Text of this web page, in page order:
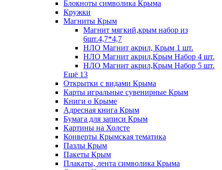
Блокноты символика Крыма
Кружки
Магниты Крым
Магнит мягкий,крым набор из
6шт.4,7*4,7
НЛО Магнит акрил, Крым 1 шт.
НЛО Магнит акрил,Крым Набор 4 шт.
НЛО Магнит акрил,Крым Набор 5 шт.
Ещё 13
Открытки с видами Крыма
Карты игральные сувенирные Крым
Книги о Крыме
Адресная книга Крым
Бумага для записи Крым
Картины на Холсте
Конверты Крымская тематика
Пазлы Крым
Пакеты Крым
Плакаты, лента символика Крыма